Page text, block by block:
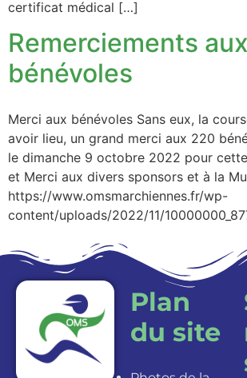
certificat médical […]
Remerciements aux
bénévoles
Merci aux bénévoles Sans eux, la
avoir lieu, un grand merci aux 220
le dimanche 9 octobre 2022 pour
et Merci aux divers sponsors et à la
https://www.omsmarchiennes.fr/wp-
content/uploads/2022/11/
Plan
du site